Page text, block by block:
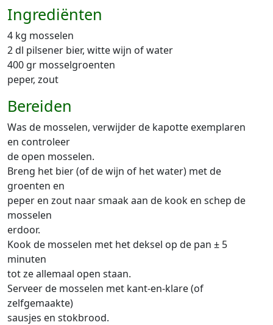
Ingrediënten
4 kg mosselen
2 dl pilsener bier, witte wijn of water
400 gr mosselgroenten
peper, zout
Bereiden
Was de mosselen, verwijder de kapotte exemplaren
en controleer
de open mosselen.
Breng het bier (of de wijn of het water) met de
groenten en
peper en zout naar smaak aan de kook en schep de
mosselen
erdoor.
Kook de mosselen met het deksel op de pan ± 5
minuten
tot ze allemaal open staan.
Serveer de mosselen met kant-en-klare (of
zelfgemaakte)
sausjes en stokbrood.